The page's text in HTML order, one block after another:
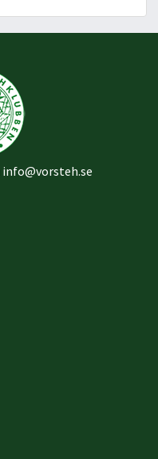
info@vorsteh.se